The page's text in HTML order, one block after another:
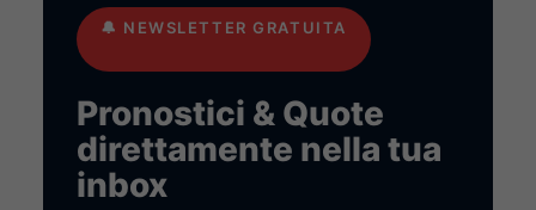
🔔 NEWSLETTER GRATUITA
Pronostici & Quote
direttamente nella tua
inbox